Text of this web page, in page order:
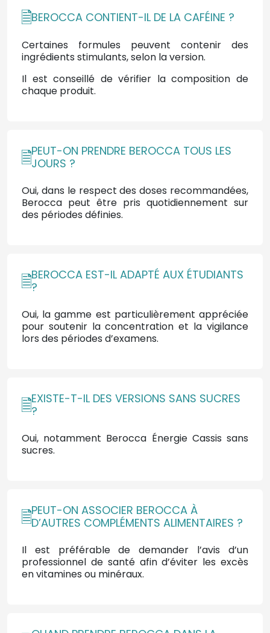
BEROCCA CONTIENT-IL DE LA CAFÉINE ?
Certaines formules peuvent contenir des
ingrédients stimulants, selon la version.
Il est conseillé de vérifier la composition de
chaque produit.
PEUT-ON PRENDRE BEROCCA TOUS LES
JOURS ?
Oui, dans le respect des doses recommandées,
Berocca peut être pris quotidiennement sur
des périodes définies.
BEROCCA EST-IL ADAPTÉ AUX ÉTUDIANTS
?
Oui, la gamme est particulièrement appréciée
pour soutenir la concentration et la vigilance
lors des périodes d’examens.
EXISTE-T-IL DES VERSIONS SANS SUCRES
?
Oui, notamment Berocca Énergie Cassis sans
sucres.
PEUT-ON ASSOCIER BEROCCA À
D’AUTRES COMPLÉMENTS ALIMENTAIRES ?
Il est préférable de demander l’avis d’un
professionnel de santé afin d’éviter les excès
en vitamines ou minéraux.